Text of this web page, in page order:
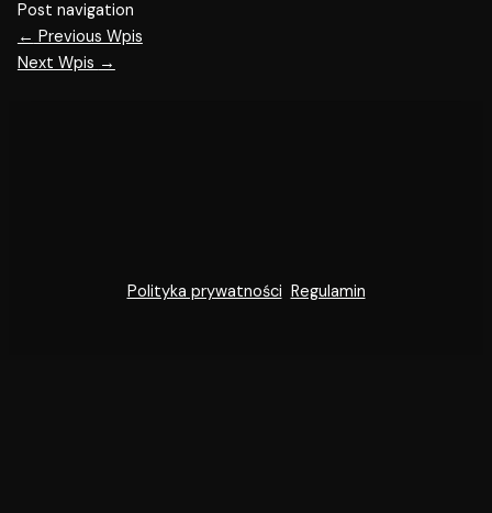
Post navigation
← Previous Wpis
Next Wpis →
Polityka prywatności Regulamin